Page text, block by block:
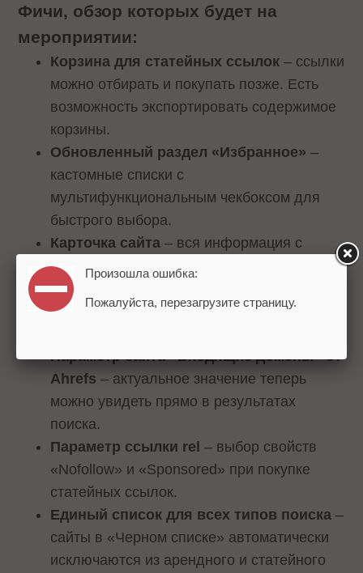
Фичи, обзор которых будет на
мероприятии:
Корзина для статейных ссылок – ссылки
можно отбирать и покупать позже. Есть
возможность экспортировать содержимое
корзины.
Обновленный раздел «Избранное» –
кастомные списки с
мультифункциональным чекбоксом для
быстрого выбора.
Карточка сайта – вся информация с
полным набором характеристик для
подбора площадок-доноров, идеально
подходящих под вашу стратегию
Параметр сайта «Входящие домены» от
Ahrefs – актуальное значение теперь
можно увидеть прямо в результатах
поиска.
Параметр ссылки rel – выбор свойств
«Nofollow» и «Sponsored» при покупке
статейных ссылок.
Единый список для всех типов поиска –
сайты в «Черном списке» автоматически
исключаются из арендного и статейного
Произошла ошибка:
Пожалуйста, перезагрузите страницу.